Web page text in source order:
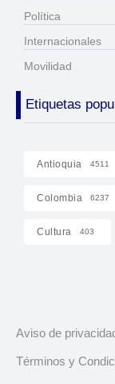
Política
Internacionales
Movilidad
Etiquetas
Antioquia 4511
Colombia 6237
Cultura 403
Aviso de
Términos y